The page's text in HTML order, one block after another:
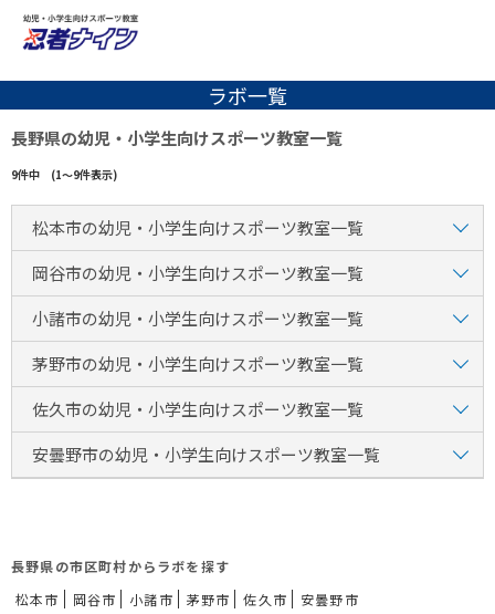
ラボ一覧
長野県の幼児・小学生向けスポーツ教室一覧
9件中 (1～9件表示)
松本市の幼児・小学生向けスポーツ教室一覧
岡谷市の幼児・小学生向けスポーツ教室一覧
小諸市の幼児・小学生向けスポーツ教室一覧
茅野市の幼児・小学生向けスポーツ教室一覧
佐久市の幼児・小学生向けスポーツ教室一覧
安曇野市の幼児・小学生向けスポーツ教室一覧
長野県の市区町村からラボを探す
松本市
岡谷市 小諸市 茅野市 佐久市 安曇野市